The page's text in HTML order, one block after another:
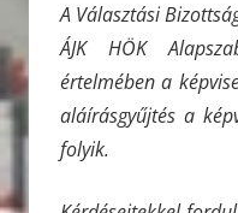
A Választási
ÁJK HÖK
értelmében a
aláírásgyűjtés a
folyik.